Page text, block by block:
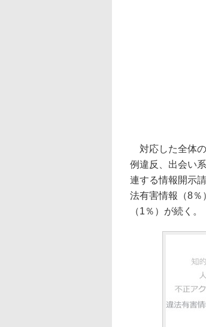
対応した全体
例違反、出会い
連する情報開示
法有害情報（8％
（1％）が続く。